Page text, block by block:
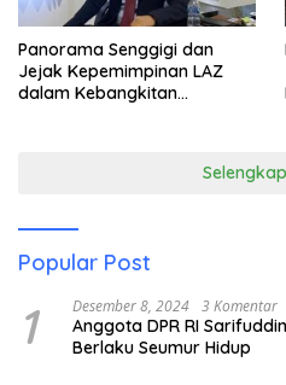
Panorama Senggigi dan
Jejak Kepemimpinan LAZ
dalam Kebangkitan
Popular Post
1 Desember 8, 2024 3 Komentar
Anggota DPR RI
Berlaku Seumur Hidup